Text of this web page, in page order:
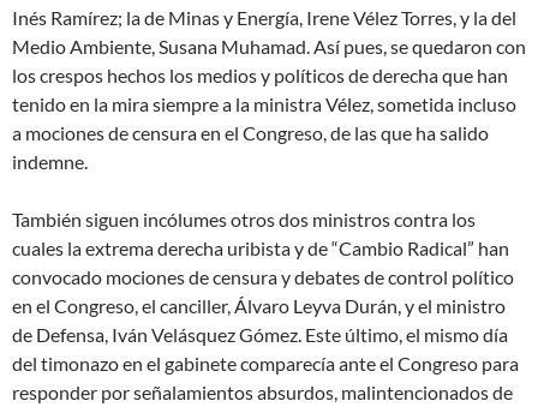
Inés Ramírez; la de Minas y Energía, Irene Vélez Torres, y la del
Medio Ambiente, Susana Muhamad. Así pues, se quedaron con
los crespos hechos los medios y políticos de derecha que han
tenido en la mira siempre a la ministra Vélez, sometida incluso
a mociones de censura en el Congreso, de las que ha salido
indemne.
También siguen incólumes otros dos ministros contra los
cuales la extrema derecha uribista y de “Cambio Radical” han
convocado mociones de censura y debates de control político
en el Congreso, el canciller, Álvaro Leyva Durán, y el ministro
de Defensa, Iván Velásquez Gómez. Este último, el mismo día
del timonazo en el gabinete comparecía ante el Congreso para
responder por señalamientos absurdos, malintencionados de